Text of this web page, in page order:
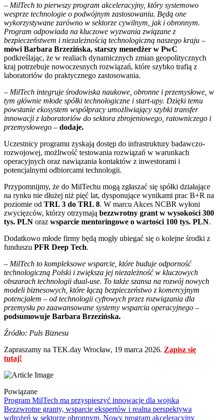
– MilTech to pierwszy program akceleracyjny, który systemowo
wesprze technologie o podwójnym zastosowaniu. Będą one
wykorzystywane zarówno w sektorze cywilnym, jak i obronnym.
Program odpowiada na kluczowe wyzwania związane z
bezpieczeństwem i niezależnością technologiczną naszego kraju –
mówi Barbara Brzezińska, starszy menedżer w PwC
podkreślając, że w realiach dynamicznych zmian geopolitycznych
kraj potrzebuje nowoczesnych rozwiązań, które szybko trafią z
laboratoriów do praktycznego zastosowania.
– MilTech integruje środowiska naukowe, obronne i przemysłowe, w
tym głównie młode spółki technologiczne i start-upy. Dzięki temu
powstanie ekosystem współpracy umożliwiający szybki transfer
innowacji z laboratoriów do sektora zbrojeniowego, ratowniczego i
przemysłowego – dodaje.
Uczestnicy programu zyskają dostęp do infrastruktury badawczo-
rozwojowej, możliwość testowania rozwiązań w warunkach
operacyjnych oraz nawiązania kontaktów z inwestorami i
potencjalnymi odbiorcami technologii.
Przypomnijmy, że do MilTechu mogą zgłaszać się spółki działające
na rynku nie dłużej niż pięć lat, dysponujące wynikami prac B+R na
poziomie od TRL 3 do TRL 8. W marcu Akces NCBR wyłoni
zwycięzców, którzy otrzymają bezzwrotny grant w wysokości 300
tys. PLN oraz wsparcie mentoringowe o wartości 100 tys. PLN.
Dodatkowo młode firmy będą mogły ubiegać się o kolejne środki z
funduszu PFR Deep Tech.
– MilTech to kompleksowe wsparcie, które buduje odporność
technologiczną Polski i zwiększa jej niezależność w kluczowych
obszarach technologii dual-use. To także szansa na rozwój nowych
modeli biznesowych, które łączą bezpieczeństwo z komercyjnym
potencjałem – od technologii cyfrowych przez rozwiązania dla
przemysłu po zaawansowane systemy wsparcia operacyjnego –
podsumowuje Barbara Brzezińska.
Źródło: Puls Biznesu
Zapraszamy na TEK.day Wrocław, 19 marca 2026. Zapisz się
tutaj!
Powiązane
Program MilTech ma przyspieszyć innowacje dla wojska
Bezzwrotne granty, wsparcie ekspertów i realna perspektywa
wdrożeń w sektorze obronnym. Nowy program akceleracyjny